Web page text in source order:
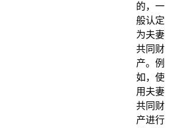
的，一
般认定
为夫妻
共同财
产。例
如，使
用夫妻
共同财
产进行